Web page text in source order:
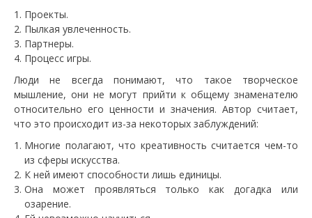
Проекты.
Пылкая увлеченность.
Партнеры.
Процесс игры.
Люди не всегда понимают, что такое творческое
мышление, они не могут прийти к общему знаменателю
относительно его ценности и значения. Автор считает,
что это происходит из-за некоторых заблуждений:
Многие полагают, что креативность считается чем-то
из сферы искусства.
К ней имеют способности лишь единицы.
Она может проявляться только как догадка или
озарение.